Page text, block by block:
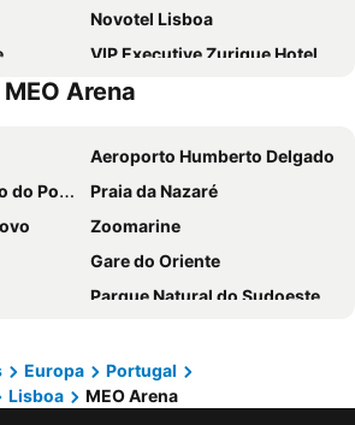
Novotel Lisboa
VIP Executive Zurique Hotel
Mar
Holiday Inn Express Lisbon - Alfragide by IHG
Lisbon
Residencial Jardim Da Amadora
Hotel
Holiday Inn Express Lisbon - Oeiras By Ihg
ibis Lisboa Jose Malhoa
Stay Hotel Lisboa Aeroporto
Universo Romantico
& SPA
The Icons Hotel
Mercure Lisboa Almada
Arena
Aeroporto Humberto Delgado
Porto
Praia da Nazaré
Zoomarine
Gare do Oriente
Parque Natural do Sudoeste Alentejano e Costa Vicentina
Baleal
Mina de São Domingos
Europa
Portugal
Lisboa MEO Arena